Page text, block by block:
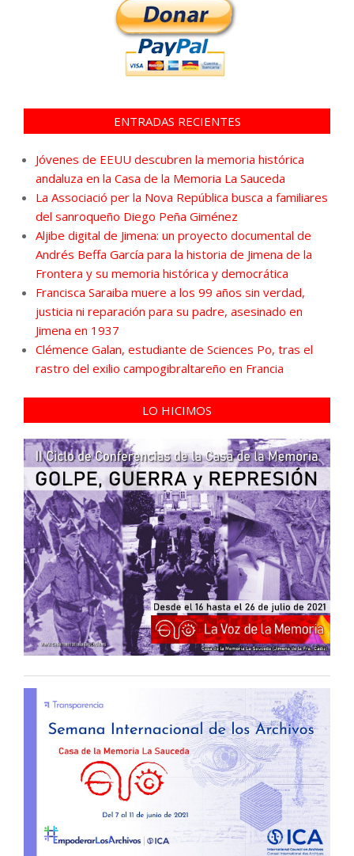
ENTRADAS RECIENTES
Jóvenes de EEUU descubren la memoria histórica
andaluza en la Casa de la Memoria La Sauceda
La Associació per la Nova República busca a familiares
del sanroqueño Diego Peña Giménez
Aljibe digital de Jimena: un proyecto documental de
Andrés Beffa García para la historia de Jimena de la
Frontera y su memoria histórica y democrática
Francisca Saraiba muere a los 99 años sin verdad,
justicia ni reparación para su padre, asesinado en
Jimena en 1937
Clémence Galan, estudiante de Sciences Po, tras el
rastro del exilio campogibraltareño en Francia
LO HICIMOS